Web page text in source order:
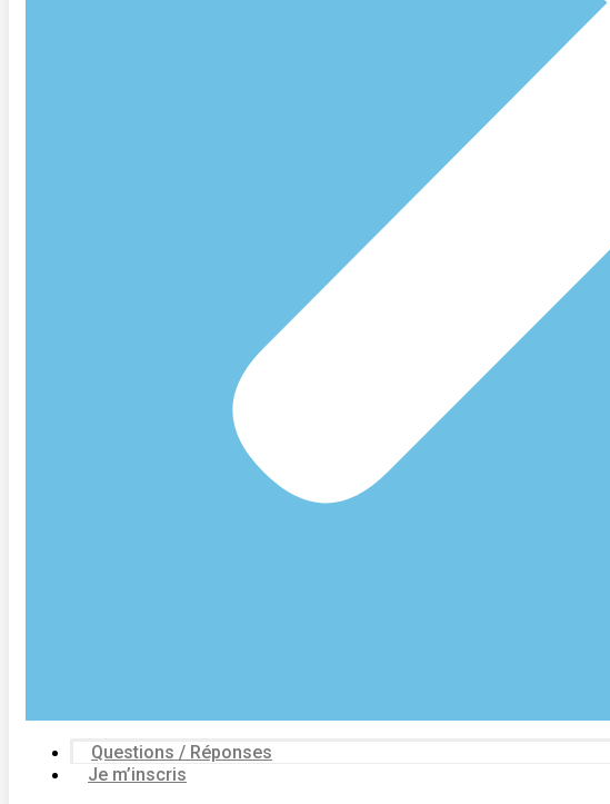
Questions / Réponses
Je m’inscris